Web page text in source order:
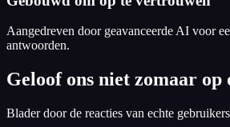
Aangedreven door geavanceerde AI voor
antwoorden.
Geloof ons niet zomaar op
Blader door de reacties van echte